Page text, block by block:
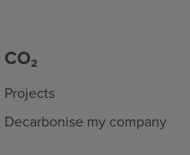
CO₂
Projects
Decarbonise my company